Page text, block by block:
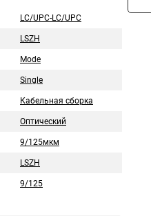
LC/UPC-LC/UPC
LSZH
Mode
Single
Кабельная сборка
Оптический
9/125мкм
LSZH
9/125